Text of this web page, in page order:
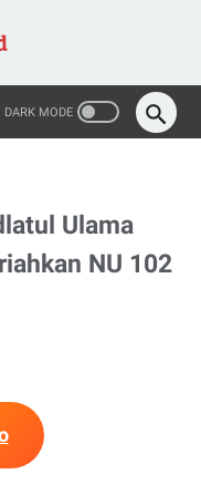
Ulama
NU 102